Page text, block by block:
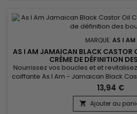
MARQUE: AS I AM
AS I AM JAMAICAN BLACK CASTOR
CRÈME DE DÉFINITION
Nourrissez vos boucles et et
coiffante As I Am - Jamaican Black
!&nbsp; Riche en ingrédients naturels
céramides. Vos cheveux seront
13,94 €
 Ajouter au